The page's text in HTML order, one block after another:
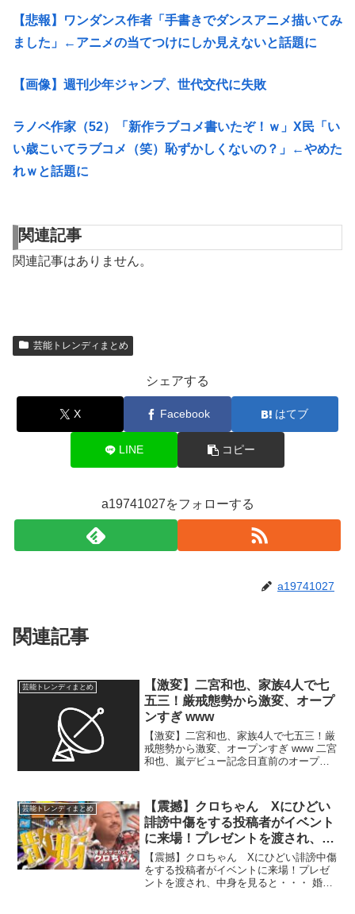
【悲報】ワンダンス作者「手書きでダンスアニメ描いてみ
ました」←アニメの当てつけにしか見えないと話題に
【画像】週刊少年ジャンプ、世代交代に失敗
ラノベ作家（52）「新作ラブコメ書いたぞ！ｗ」X民「い
い歳こいてラブコメ（笑）恥ずかしくないの？」←やめた
れｗと話題に
関連記事
関連記事はありません。
芸能トレンディまとめ
シェアする
X Facebook はてブ
LINE コピー
a19741027をフォローする
a19741027
関連記事
芸能トレンディまとめ
【激変】二宮和也、家族4人で七
五三！厳戒態勢から激変、オープ
ンすぎ www
【激変】二宮和也、家族4人で七五三！厳
戒態勢から激変、オープンすぎ www 二宮
和也、嵐デビュー記念日直前のオープン
和也、嵐デビュー記念日直前のオー...
芸能トレンディまとめ
【震撼】クロちゃん Xにひどい
誹謗中傷をする投稿者がイベント
に来場！プレゼントを渡され、中
身を見ると・・・
【震撼】クロちゃん Xにひどい誹謗中傷
をする投稿者がイベントに来場！プレゼ
ントを渡され、中身を見ると・・・ 婚約